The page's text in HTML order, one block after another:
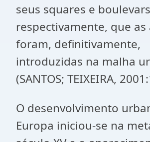
seus squares e
respectivamente, que as
foram, definitivamente,
introduzidas na malha
(SANTOS; TEIXEIRA,
O desenvolvimento
Europa iniciou-se na